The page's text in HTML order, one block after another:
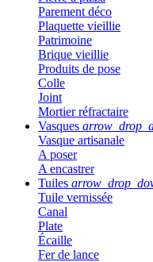
Parement déco
Plaquette vieillie
Patrimoine
Brique vieillie
Produits de pose
Colle
Joint
Mortier réfractaire
Vasques
Vasque artisanale
A poser
A encastrer
Tuiles
Tuile vernissée
Canal
Plate
Écaille
Fer de lance